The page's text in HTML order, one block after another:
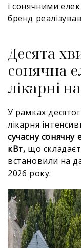
і сонячними
бренд
Десята
сонячна
лікарні
У рамках
лікарня
сучасну
кВт, що
встановили на
2026 року.